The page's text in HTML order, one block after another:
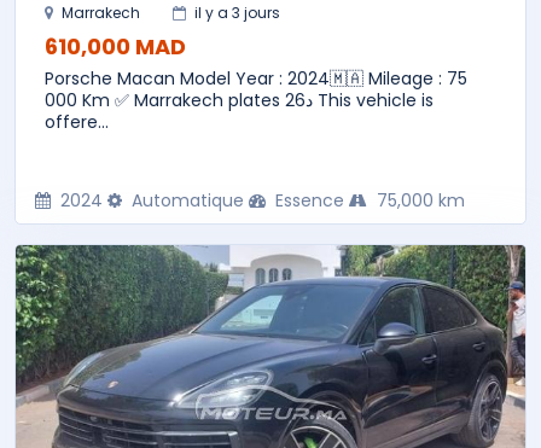
Marrakech il y a 3 jours
610,000 MAD
Porsche Macan Model Year : 2024🇲🇦 Mileage : 75
000 Km ✅ Marrakech plates د26 This vehicle is
offere...
2024 Automatique Essence 75,000 km